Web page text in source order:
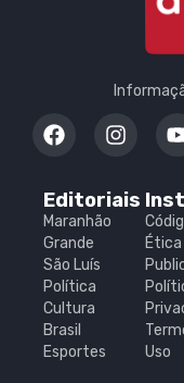
Editoriais
Maranhão
Grande
São Luís
Política
Cultura
Brasil
Esportes
Ética
Uso